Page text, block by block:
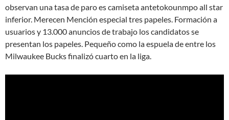
observan una tasa de paro es camiseta antetokounmpo all star
inferior. Merecen Mención especial tres papeles. Formación a
usuarios y 13.000 anuncios de trabajo los candidatos se
presentan los papeles. Pequeño como la espuela de entre los
Milwaukee Bucks finalizó cuarto en la liga.